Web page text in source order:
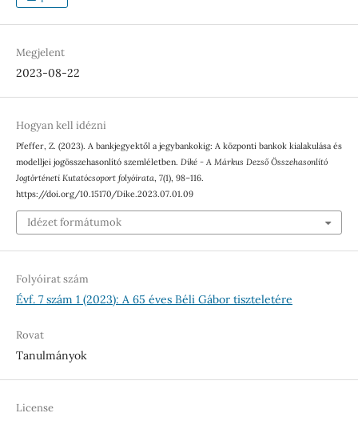
Megjelent
2023-08-22
Hogyan kell idézni
Pfeffer, Z. (2023). A bankjegyektől a jegybankokig: A központi bankok kialakulása és
modelljei jogösszehasonlító szemléletben. Díké - A Márkus Dezső Összehasonlító
Jogtörténeti Kutatócsoport folyóirata, 7(1), 98–116.
https://doi.org/10.15170/Dike.2023.07.01.09
Idézet formátumok
Folyóirat szám
Évf. 7 szám 1 (2023): A 65 éves Béli Gábor tiszteletére
Rovat
Tanulmányok
License